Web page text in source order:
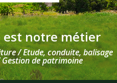
notre métier
/ Etude, conduite, balisage
de patrimoine